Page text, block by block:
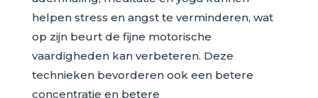
helpen stress en angst te verminderen, wat
op zijn beurt de fijne motorische
vaardigheden kan verbeteren. Deze
technieken bevorderen ook een betere
concentratie en betere